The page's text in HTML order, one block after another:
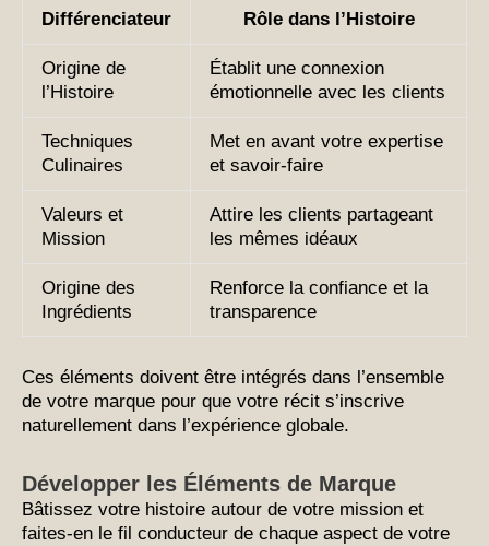
Différenciateur Rôle dans l’Histoire
Origine de
l’Histoire
Établit une connexion
émotionnelle avec les clients
Techniques
Culinaires
Met en avant votre expertise
et savoir-faire
Valeurs et
Mission
Attire les clients partageant
les mêmes idéaux
Origine des
Ingrédients
Renforce la confiance et la
transparence
Ces éléments doivent être intégrés dans l’ensemble
de votre marque pour que votre récit s’inscrive
naturellement dans l’expérience globale.
Développer les Éléments de Marque
Bâtissez votre histoire autour de votre mission et
faites-en le fil conducteur de chaque aspect de votre